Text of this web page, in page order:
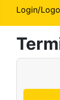
Login/